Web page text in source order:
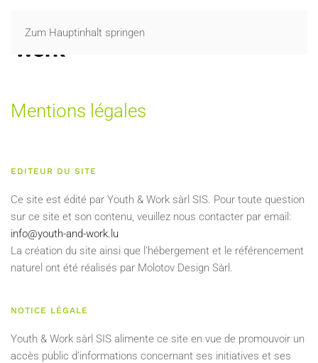
Zum Hauptinhalt springen
Mentions légales
EDITEUR DU SITE
Ce site est édité par Youth & Work sàrl SIS. Pour toute question
sur ce site et son contenu, veuillez nous contacter par email:
info@youth-and-work.lu
La création du site ainsi que l’hébergement et le référencement
naturel ont été réalisés par Molotov Design Sàrl.
NOTICE LÉGALE
Youth & Work sàrl SIS alimente ce site en vue de promouvoir un
accès public d’informations concernant ses initiatives et ses